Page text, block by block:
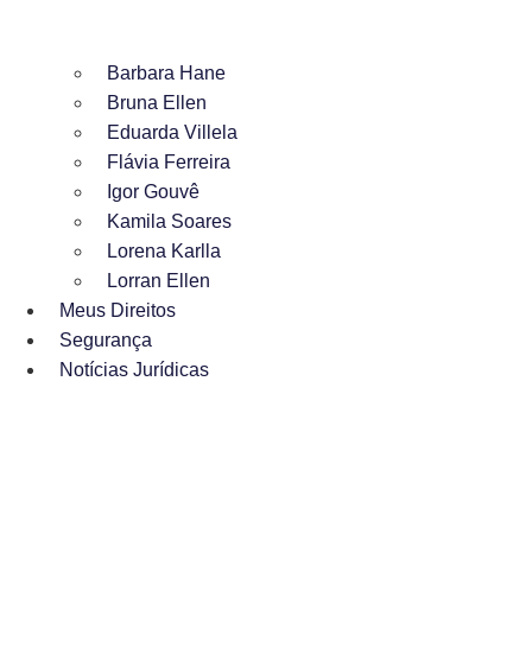
Barbara Hane
Bruna Ellen
Eduarda Villela
Flávia Ferreira
Igor Gouvê
Kamila Soares
Lorena Karlla
Lorran Ellen
Meus Direitos
Segurança
Notícias Jurídicas